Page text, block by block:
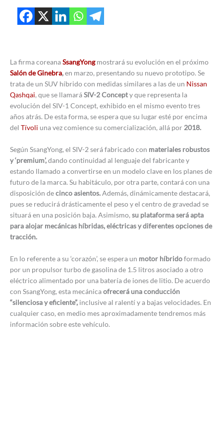
La firma coreanaSsangYongmostrará su evolución en el próximo
Salón de Ginebra,en marzo, presentando su nuevo prototipo. Se
trata de un SUV híbrido con medidas similares a las de un Nissan
Qashqai, que se llamaráSIV-2 Concepty que representa la
evolución del SIV-1 Concept, exhibido en el mismo evento tres
años atrás. De esta forma, se espera que su lugar esté por encima
del Tívoli una vez comience su comercialización, allá por 2018.
Según SsangYong, el SIV-2 será fabricado con materiales robustos
y ‘premium’,dando continuidad al lenguaje del fabricante y
estando llamado a convertirse en un modelo clave en los planes de
futuro de la marca. Su habitáculo, por otra parte, contará con una
disposición decinco asientos.Además, dinámicamente destacará,
pues se reducirá drásticamente el peso y el centro de gravedad se
situará en una posición baja. Asimismo, su plataforma será apta
para alojar mecánicas híbridas, eléctricas y diferentes opciones de
tracción.
En lo referente a su ‘corazón’, se espera un motor híbridoformado
por un propulsor turbo de gasolina de 1.5 litros asociado a otro
eléctrico alimentado por una batería de iones de litio. De acuerdo
con SsangYong, esta mecánicaofrecerá una conducción
“silenciosa y eficiente”, inclusive al ralentí y a bajas velocidades. En
cualquier caso, en medio mes aproximadamente tendremos más
información sobre este vehículo.